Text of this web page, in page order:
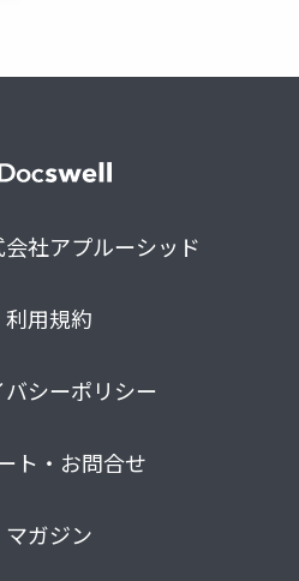
社アプルーシッド
利用規約
バシーポリシー
ト・お問合せ
マガジン